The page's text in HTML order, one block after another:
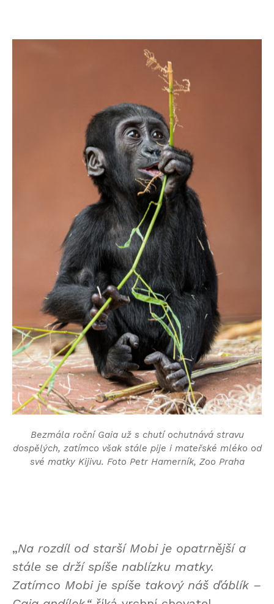
Bezmála roční Gaia už s chutí ochutnává stravu
dospělých, zatímco však stále pije i mateřské mléko od
své matky Kijivu. Foto Petr Hamerník, Zoo Praha
„Na rozdíl od starší Mobi je opatrnější a
stále se drží spíše nablízku matky.
Zatímco Mobi je spíše takový náš ďáblík –